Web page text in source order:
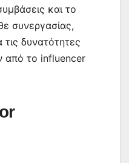
και το
συνεργασίας,
τις δυνατότητες
από το influencer